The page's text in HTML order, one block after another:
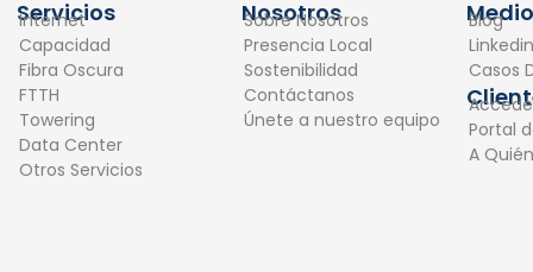
b
o
o
k
e
d
i
n
Servicios
Internet
Capacidad
Fibra Oscura
FTTH
Towering
Data Center
Otros Servicios
Nosotros
Sobre Nosotros
Presencia Local
Sostenibilidad
Contáctanos
Únete a nuestro equipo
Blog
Linkedin
Casos
Portal
A